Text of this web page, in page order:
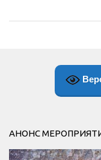
АНОНС